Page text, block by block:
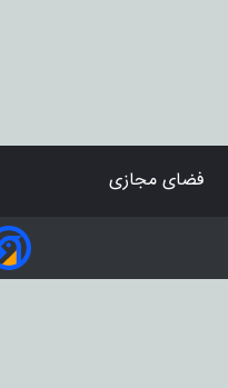
فضای مجازی